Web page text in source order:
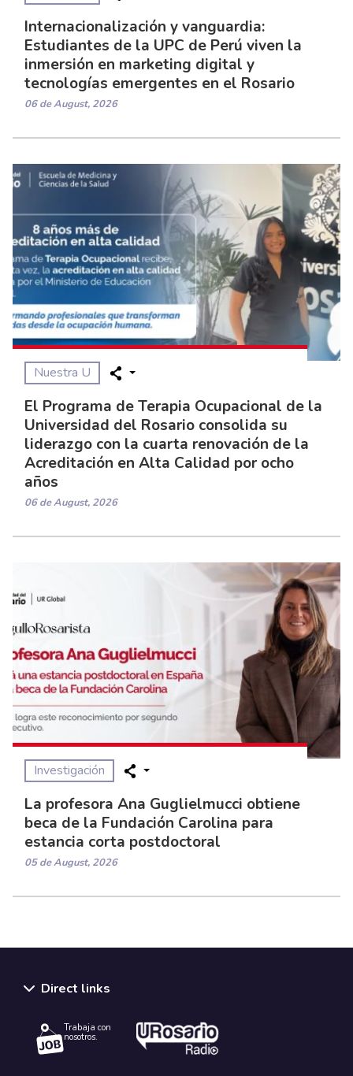
Internacionalización y vanguardia:
Estudiantes de la UPC de Perú viven la
inmersión en marketing digital y
tecnologías emergentes en el Rosario
06 de August, 2026
Nuestra U
El Programa de Terapia Ocupacional de la
Universidad del Rosario consolida su
liderazgo con la cuarta renovación de la
Acreditación en Alta Calidad por ocho
años
06 de August, 2026
Investigación
La profesora Ana Guglielmucci obtiene
beca de la Fundación Carolina para
estancia corta postdoctoral
05 de August, 2026
Direct links
Trabaja con
nosotros.